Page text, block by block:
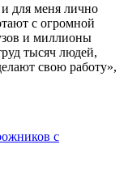
для меня лично
с огромной
и миллионы
тысяч людей,
свою работу»,
с